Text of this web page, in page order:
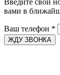
вами в
Ваш телефон *